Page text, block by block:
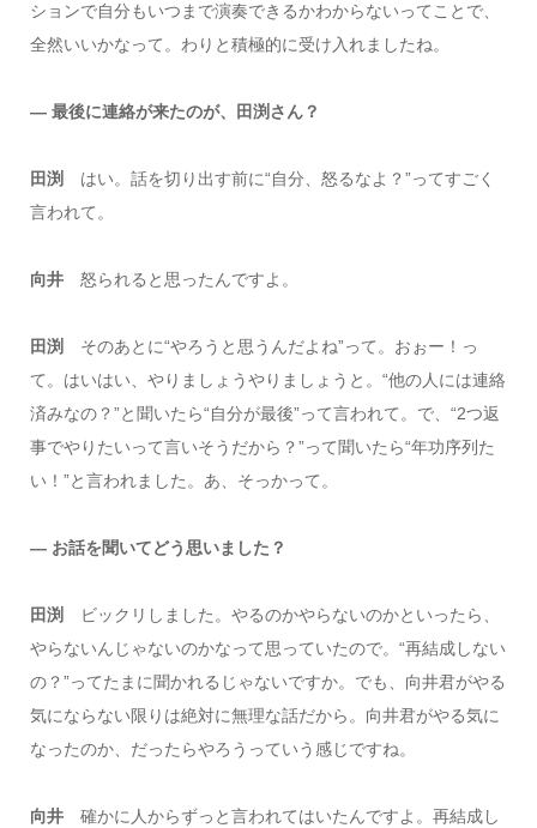
ションで自分もいつまで演奏できるかわからないってことで、
全然いいかなって。わりと積極的に受け入れましたね。
― 最後に連絡が来たのが、田渕さん？
田渕 はい。話を切り出す前に“自分、怒るなよ？”ってすごく
言われて。
向井 怒られると思ったんですよ。
田渕 そのあとに“やろうと思うんだよね”って。おぉー！っ
て。はいはい、やりましょうやりましょうと。“他の人には連絡
済みなの？”と聞いたら“自分が最後”って言われて。で、“2つ返
事でやりたいって言いそうだから？”って聞いたら“年功序列た
い！”と言われました。あ、そっかって。
― お話を聞いてどう思いました？
田渕
ビックリしました。やるのかやらないのかといったら、
やらないんじゃないのかなって思っていたので。“再結成しない
の？”ってたまに聞かれるじゃないですか。でも、向井君がやる
気にならない限りは絶対に無理な話だから。向井君がやる気に
なったのか、だったらやろうっていう感じですね。
向井 確かに人からずっと言われてはいたんですよ。再結成し